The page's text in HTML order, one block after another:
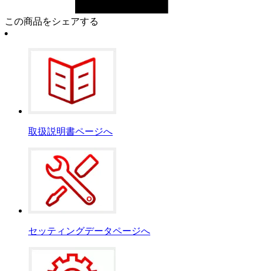
この商品をシェアする
取扱説明書ページへ
セッティングデータページへ